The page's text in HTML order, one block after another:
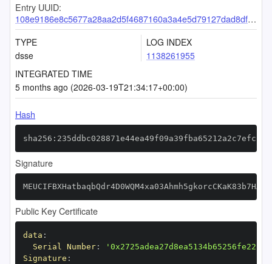
Entry UUID:
108e9186e8c5677a28aa2d5f4687160a3a4e5d79127dad8df5091c88fde065a32d83e92a27242f3a
TYPE
dsse
LOG INDEX
1138261955
INTEGRATED TIME
5 months ago (2026-03-19T21:34:17+00:00)
Hash
Signature
Public Key Certificate
data :
Serial Number:
Signature :